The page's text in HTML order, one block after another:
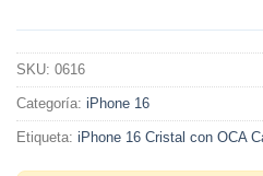
SKU: 0616
Categoría: iPhone 16
Etiqueta: iPhone 16 Cristal con OCA